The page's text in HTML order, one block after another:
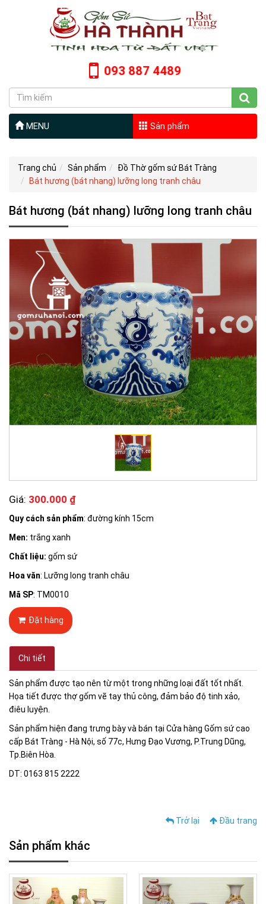
093 887 4489
MENU Sản phẩm
Trang chủ Sản phẩm
Đồ Thờ gốm sứ Bát Tràng
Bát hương (bát nhang) lưỡng long tranh châu
Bát hương (bát nhang) lưỡng long tranh châu
Giá: 300.000 ₫
Quy cách sản phẩm: đường kính 15cm
Men: trắng xanh
Chất liệu: gốm sứ
Hoa văn: Lưỡng long tranh châu
Mã SP: TM0010
Đặt hàng
Chi tiết
Sản phẩm được tạo nên từ một trong những loại đất tốt nhất.
Họa tiết được thợ gốm vẽ tay thủ công, đảm bảo độ tinh xảo,
điêu luyện.
Sản phẩm hiện đang trưng bày và bán tại Cửa hàng Gốm sứ cao
cấp Bát Tràng - Hà Nội, số 77c, Hưng Đạo Vương, P.Trung Dũng,
Tp.Biên Hòa.
DT: 0163 815 2222
Trở lại Đầu trang
Sản phẩm khác